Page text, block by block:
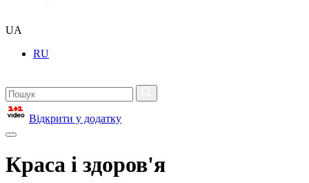
UA
RU
Відкрити у додатку
Краса і здоров'я